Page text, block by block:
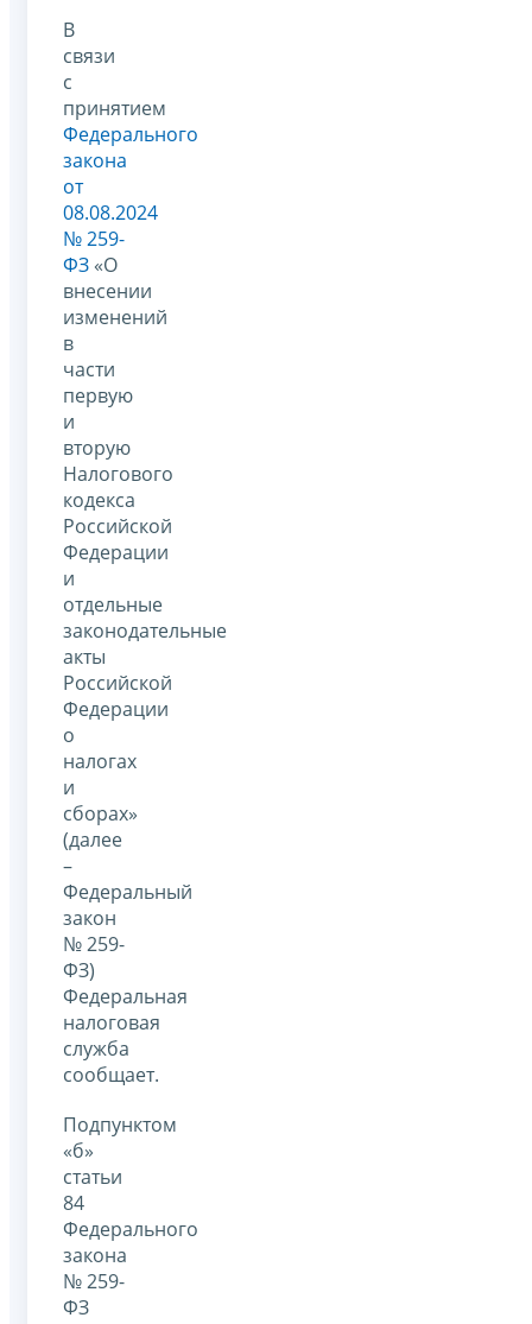
В
связи
с
принятием
Федерального
закона
от
08.08.2024
№ 259-
ФЗ «О
внесении
изменений
в
части
первую
и
вторую
Налогового
кодекса
Российской
Федерации
и
отдельные
законодательные
акты
Российской
Федерации
о
налогах
и
сборах»
(далее
–
Федеральный
закон
№ 259-
ФЗ)
Федеральная
налоговая
служба
сообщает.
Подпунктом
«б»
статьи
84
Федерального
закона
№ 259-
ФЗ